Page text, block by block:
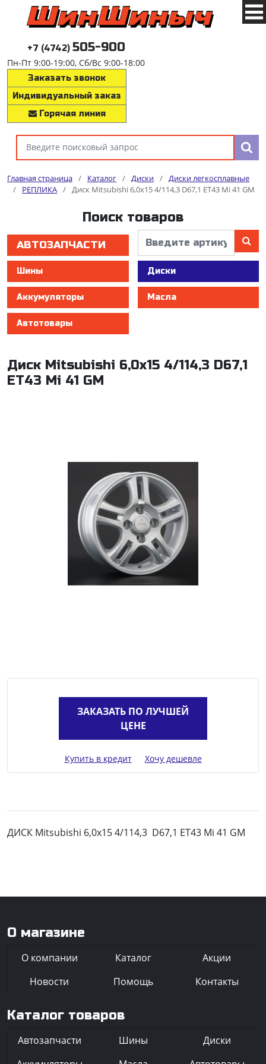
+7 (4742) 505-900
Пн-Пт 9:00-19:00, Сб/Вс 9:00-18:00
Заказать звонок
Индивидуальный заказ
Горячая линия
Главная страница / Каталог / Диски / Диски легкосплавные
/
РЕПЛИКА / Диск Mitsubishi 6,0x15 4/114,3 D67,1 ET43 Mi 41 GM
Поиск товаров
АВТОЗАПЧАСТИ
Шины Диски
Аккумуляторы Масла
Автотовары
Диск Mitsubishi 6,0x15 4/114,3 D67,1
ET43 Mi 41 GM
ЗАКАЗАТЬ ПО ЛУЧШЕЙ
ЦЕНЕ
Купить в кредит Хочу дешевле
ДИСК Mitsubishi 6,0x15 4/114,3 D67,1 ET43 Mi 41 GM
О магазине
О компании Каталог
Акции
Новости
Помощь Контакты
Каталог товаров
Автозапчасти Шины
Диски